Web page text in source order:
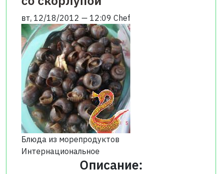
вт, 12/18/2012 — 12:09 Chef
Блюда из морепродуктов
Интернациональное
Описание: